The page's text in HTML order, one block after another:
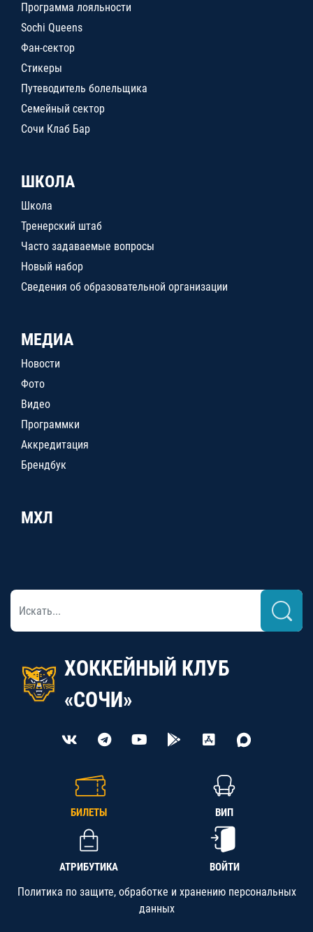
Программа лояльности
Sochi Queens
Фан-сектор
Стикеры
Путеводитель болельщика
Семейный сектор
Сочи Клаб Бар
ШКОЛА
Школа
Тренерский штаб
Часто задаваемые вопросы
Новый набор
Сведения об образовательной организации
МЕДИА
Новости
Фото
Видео
Программки
Аккредитация
Брендбук
МХЛ
ХОККЕЙНЫЙ КЛУБ
«СОЧИ»
БИЛЕТЫ ВИП
АТРИБУТИКА ВОЙТИ
Политика по защите, обработке и хранению персональных
данных